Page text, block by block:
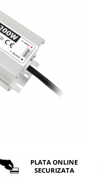
PLATA ONLINE
SECURIZATA